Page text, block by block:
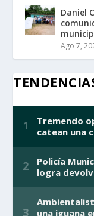
Daniel
Ago 7,